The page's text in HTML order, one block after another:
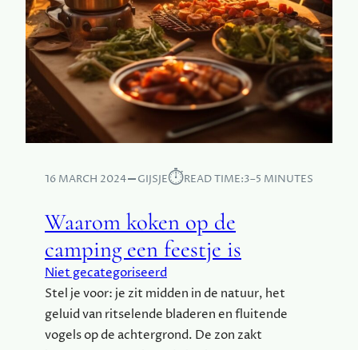
16 MARCH 2024 GIJSJE⏱︎READ TIME:3–5 MINUTES
Waarom koken op de
camping een feestje is
Niet gecategoriseerd
Stel je voor: je zit midden in de natuur, het
geluid van ritselende bladeren en fluitende
vogels op de achtergrond. De zon zakt